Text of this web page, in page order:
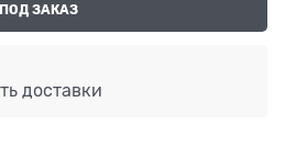
ПОД ЗАКАЗ
доставки